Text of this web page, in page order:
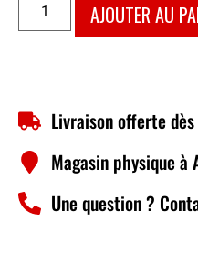
AJOUTER AU
Livraison offerte
Magasin physique à
Une question ?